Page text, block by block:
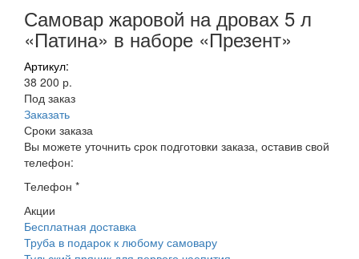
Самовар жаровой на дровах 5 л
«Патина» в наборе «Презент»
Артикул:
38 200 р.
Под заказ
Заказать
Сроки заказа
Вы можете уточнить срок подготовки заказа, оставив свой
телефон:
Телефон *
Акции
Бесплатная доставка
Труба в подарок к любому самовару